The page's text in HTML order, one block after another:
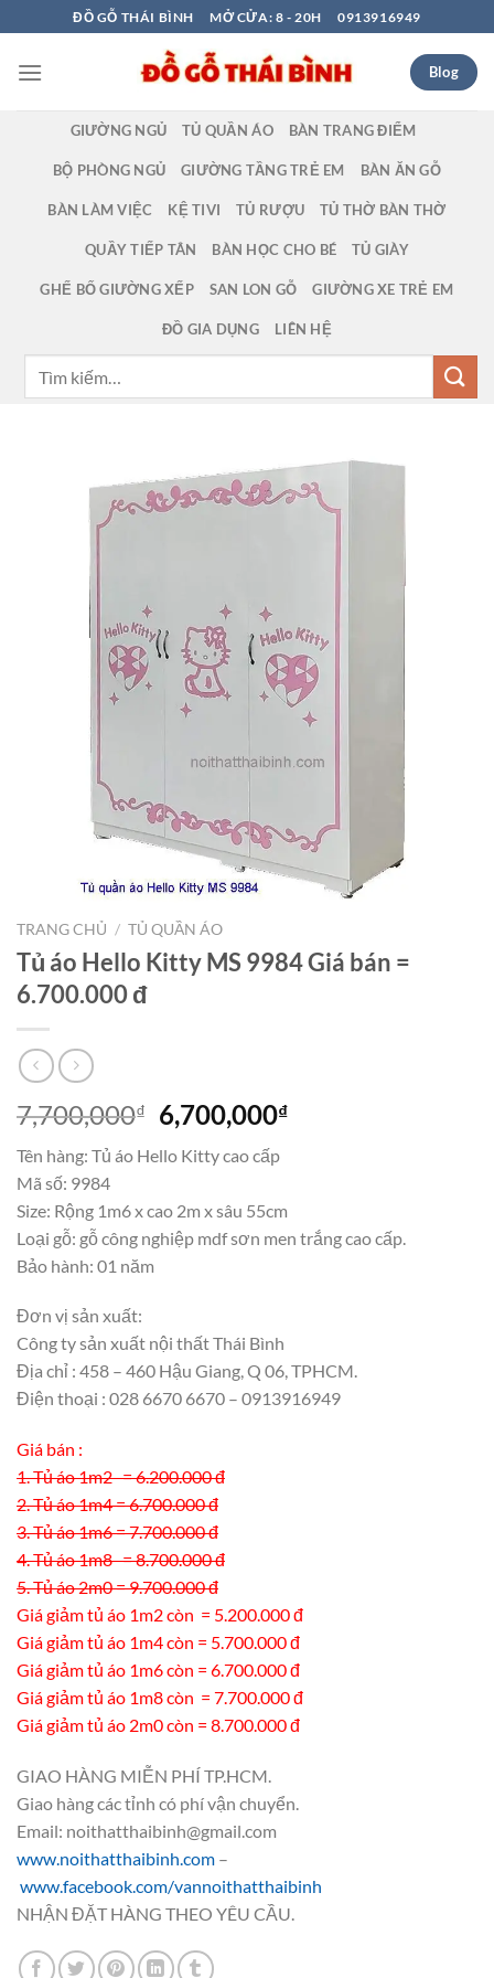
qua
nội
ĐỒ GỖ THÁI BÌNH MỞ CỬA: 8 - 20H 0913916949
Blog
GIƯỜNG NGỦ TỦ QUẦN ÁO BÀN TRANG ĐIỂM
BỘ PHÒNG NGỦ GIƯỜNG TẦNG TRẺ EM BÀN ĂN GỖ
BÀN LÀM VIỆC KỆ TIVI TỦ RƯỢU TỦ THỜ BÀN THỜ
QUẦY TIẾP TÂN BÀN HỌC CHO BÉ TỦ GIÀY
GHẾ BỐ GIƯỜNG XẾP SAN LON GỖ GIƯỜNG XE TRẺ EM
ĐỒ GIA DỤNG LIÊN HỆ
TRANG CHỦ / TỦ QUẦN ÁO
Tủ áo Hello Kitty MS 9984 Giá bán =
6.700.000 đ
7,700,000₫
Giá
gốc
là:
6,700,000₫Giá
Tên hàng: Tủ áo Hello Kitty cao cấp
Mã số: 9984
Size: Rộng 1m6 x cao 2m x sâu 55cm
Loại gỗ: gỗ công nghiệp mdf sơn men trắng cao cấp.
Bảo hành: 01 năm
Đơn vị sản xuất:
Công ty sản xuất nội thất Thái Bình
Địa chỉ : 458 – 460 Hậu Giang, Q 06, TPHCM.
Điện thoại : 028 6670 6670 – 0913916949
Giá bán :
1. Tủ áo 1m2 = 6.200.000 đ
2. Tủ áo 1m4 = 6.700.000 đ
3. Tủ áo 1m6 = 7.700.000 đ
4. Tủ áo 1m8 = 8.700.000 đ
5. Tủ áo 2m0 = 9.700.000 đ
Giá giảm tủ áo 1m2 còn = 5.200.000 đ
Giá giảm tủ áo 1m4 còn = 5.700.000 đ
Giá giảm tủ áo 1m6 còn = 6.700.000 đ
Giá giảm tủ áo 1m8 còn = 7.700.000 đ
Giá giảm tủ áo 2m0 còn = 8.700.000 đ
GIAO HÀNG MIỄN PHÍ TP.HCM.
Giao hàng các tỉnh có phí vận chuyển.
Email: noithatthaibinh@gmail.com
www.noithatthaibinh.com –
www.facebook.com/vannoithatthaibinh
NHẬN ĐẶT HÀNG THEO YÊU CẦU.